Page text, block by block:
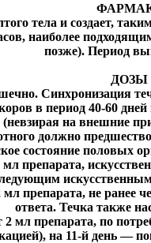
тела и создает,
наиболее
позже). Период
Синхронизация
в период 40-60
(невзирая на
должно
состояние половых
препарата,
препарата, не ранее
ответа. Течка также
2 мл препарата, по
на 11-й день —